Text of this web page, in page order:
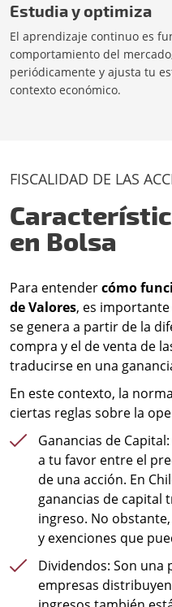
Estudia y optimiza
El aprendizaje continuo es
comportamiento del
periódicamente y ajusta tu
contexto económico.
FISCALIDAD DE LAS
en Bolsa
Para entendercómo
de Valores, es
se genera a partir de la
compra y el de venta de
traducirse en una
En este contexto, la
ciertas reglas sobre la
Ganancias de
a tu favor entre el
de una acción. En
ganancias de
ingreso. No
y exenciones que
Dividendos: Son una
empresas